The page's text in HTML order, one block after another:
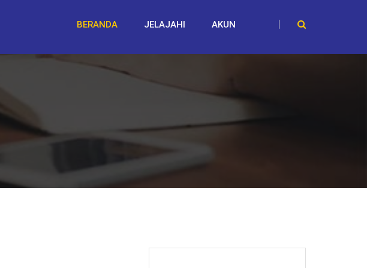
BERANDA JELAJAHI AKUN